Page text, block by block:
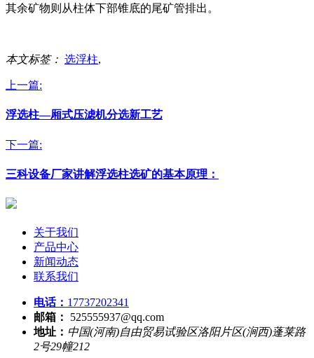
其余矿物则从柱体下部锥底的尾矿管排出。
本文标签： 选浮柱,
上一篇:
浮选柱—厢式压滤机分选新工艺
下一篇:
三科设备厂家讲解浮选柱选矿的基本原理：
关于我们
产品中心
新闻动态
联系我们
电话： 17737202341
邮箱：
525555937@qq.com
地址： 中国(河南)自由贸易试验区洛阳片区(涧西)蓬莱路
2号29幢212